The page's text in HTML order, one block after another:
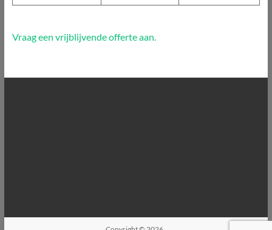
Vraag een vrijblijvende offerte aan.